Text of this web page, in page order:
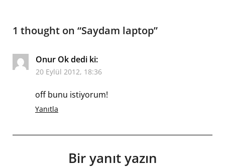
1 thought on “Saydam laptop”
Onur Okdedi ki:
20 Eylül 2012, 18:36
off bunu istiyorum!
Yanıtla
Bir yanıt yazın